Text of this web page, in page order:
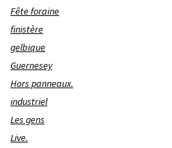
Fête foraine
finistère
gelbique
Guernesey
Hors panneaux.
industriel
Les gens
Live.